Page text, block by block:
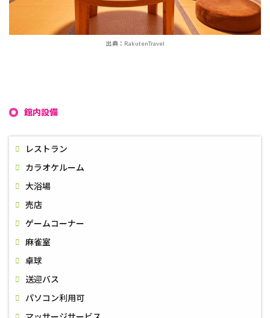
出典：RakutenTravel
館内設備
レストラン
カラオケルーム
大浴場
売店
ゲームコーナー
麻雀室
卓球
送迎バス
パソコン利用可